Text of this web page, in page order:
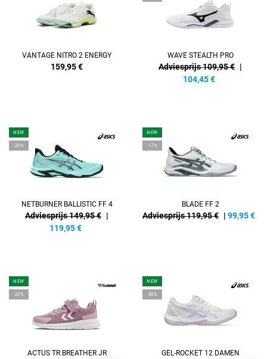
VANTAGE NITRO 2 ENERGY
159,95€
WAVE STEALTH PRO
Adviesprijs 109,95 € |
104,45 €
NEW
-20%
NETBURNER BALLISTIC FF 4
Adviesprijs 149,95 € |
119,95 €
NEW
-17%
BLADE FF 2
Adviesprijs 119,95 € | 99,95€
NEW
-22%
ACTUS TR BREATHER JR
NEW
-20%
GEL-ROCKET 12 DAMEN